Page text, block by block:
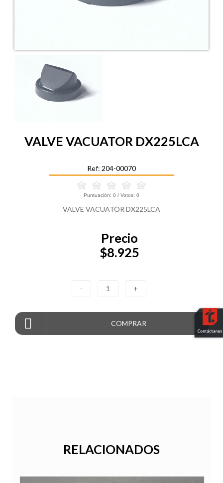
VALVE VACUATOR DX225LCA
Ref: 204-00070
Puntuación: 0 / Votos: 0
VALVE VACUATOR DX225LCA
Precio
$8.925
- 1 +
COMPRAR
RELACIONADOS